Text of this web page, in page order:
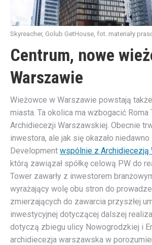
Skyreacher, Golub GetHouse, fot. materiały
Centrum, nowe
Warszawie
Wieżowce w Warszawie powstają
miasta. Ta okolica ma wzbogacić Roma
Archidiecezji Warszawskiej. Obecnie
inwestora, ale jak się okazało niedawno
Development wspólnie z Archidiecezją
którą zawiązał spółkę celową PW do
Tower zawarły z inwestorem
wyrażający wolę obu stron do
zmierzających do zawarcia przyszłej
inwestycyjnej dotyczącej dalszej
dotyczą zbiegu ulicy Nowogrodzkiej i
archidiecezja warszawska w